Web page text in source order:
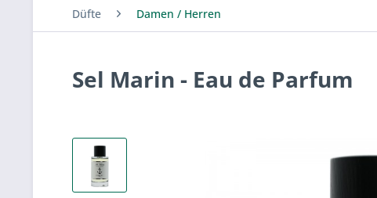
Düfte Damen / Herren
Sel Marin - Eau de Parfum